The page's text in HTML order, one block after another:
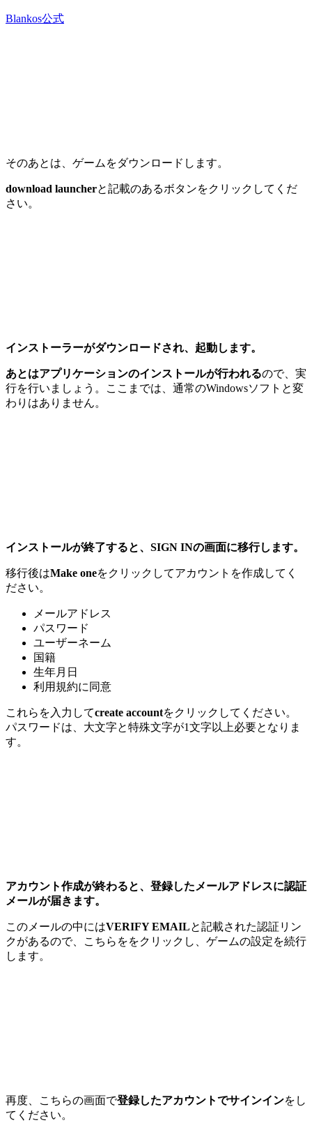
Blankos公式
そのあとは、ゲームをダウンロードします。
download launcherと記載のあるボタンをクリックしてくだ
さい。
インストーラーがダウンロードされ、起動します。
あとはアプリケーションのインストールが行われるので、実
行を行いましょう。ここまでは、通常のWindowsソフトと変
わりはありません。
インストールが終了すると、SIGN INの画面に移行します。
移行後はMake oneをクリックしてアカウントを作成してく
ださい。
メールアドレス
パスワード
ユーザーネーム
国籍
生年月日
利用規約に同意
これらを入力してcreate accountをクリックしてください。
パスワードは、大文字と特殊文字が1文字以上必要となりま
す。
アカウント作成が終わると、登録したメールアドレスに認証
メールが届きます。
このメールの中にはVERIFY EMAILと記載された認証リン
クがあるので、こちらををクリックし、ゲームの設定を続行
します。
再度、こちらの画面で登録したアカウントでサインインをし
てください。